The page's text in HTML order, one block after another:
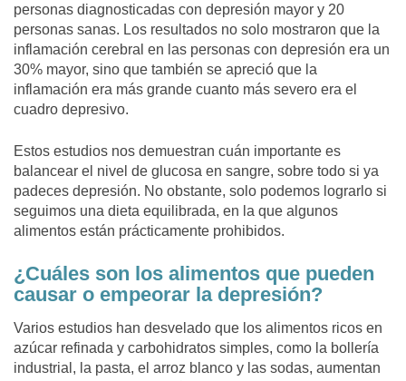
personas diagnosticadas con depresión mayor y 20
personas sanas. Los resultados no solo mostraron que la
inflamación cerebral en las personas con depresión era un
30% mayor, sino que también se apreció que la
inflamación era más grande cuanto más severo era el
cuadro depresivo.
Estos estudios nos demuestran cuán importante es
balancear el nivel de glucosa en sangre, sobre todo si ya
padeces depresión. No obstante, solo podemos lograrlo si
seguimos una dieta equilibrada, en la que algunos
alimentos están prácticamente prohibidos.
¿Cuáles son los alimentos que pueden
causar o empeorar la depresión?
Varios estudios han desvelado que los alimentos ricos en
azúcar refinada y carbohidratos simples, como la bollería
industrial, la pasta, el arroz blanco y las sodas, aumentan